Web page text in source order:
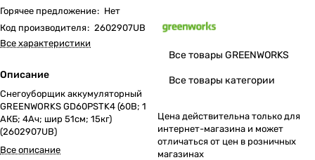
Горячее предложение: Нет
Код производителя: 2602907UB
Все характеристики
Описание
Снегоуборщик аккумуляторный
GREENWORKS GD60PSTK4 (60В; 1
АКБ; 4Ач; шир 51см; 15кг)
(2602907UB)
Все описание
Все товары GREENWORKS
Все товары категории
Цена действительна только для
интернет-магазина и может
отличаться от цен в розничных
магазинах